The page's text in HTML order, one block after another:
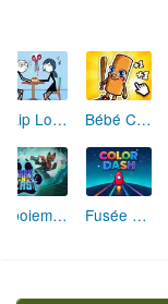
Skip Love: L'Amour en Péril Bébé Clic Italien: La Folie des Petits Bambins
Aboiement Stellaire : Aventure Canine Fusée Chromatique: La Course des Couleurs